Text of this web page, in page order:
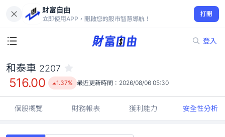
財富自由
立即使用APP，開啟您的股市智慧導航！
打開
登入
516.00
1.37%
和泰車 2207
516.00 1.37% 最近更新時間： 2026/08/06 05:30
個股概覽 財務報表 獲利能力 安全性分析